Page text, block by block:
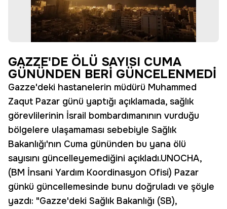
GAZZE'DE ÖLÜ SAYISI CUMA
GÜNÜNDEN BERİ GÜNCELENMEDİ
Gazze'deki hastanelerin müdürü Muhammed
Zaqut Pazar günü yaptığı açıklamada, sağlık
görevlilerinin İsrail bombardımanının vurduğu
bölgelere ulaşamaması sebebiyle Sağlık
Bakanlığı'nın Cuma gününden bu yana ölü
sayısını güncelleyemediğini açıkladı.UNOCHA,
(BM İnsani Yardım Koordinasyon Ofisi) Pazar
günkü güncellemesinde bunu doğruladı ve şöyle
yazdı: "Gazze'deki Sağlık Bakanlığı (SB),